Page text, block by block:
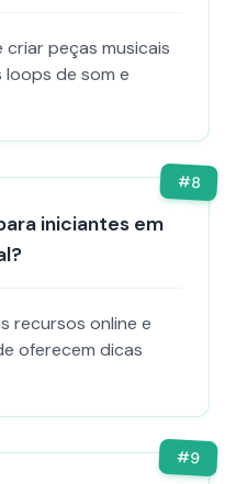
peças musicais
loops de som e
#8
iniciantes em
recursos online e
oferecem dicas
#9